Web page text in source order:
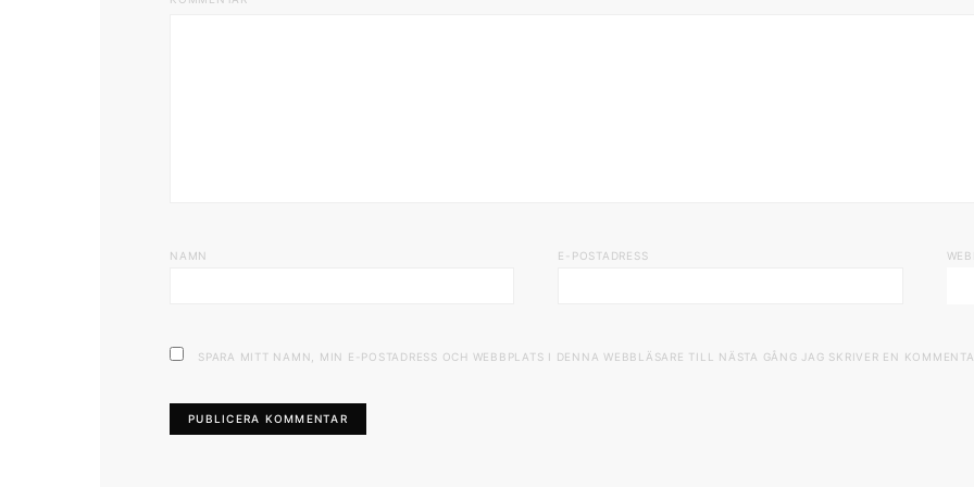
NAMN E-POSTADRESS
SPARA MITT NAMN, MIN E-POSTADRESS OCH WEBBPLATS I DENNA WEBBLÄSARE TILL NÄSTA GÅNG JAG SKRIVER EN